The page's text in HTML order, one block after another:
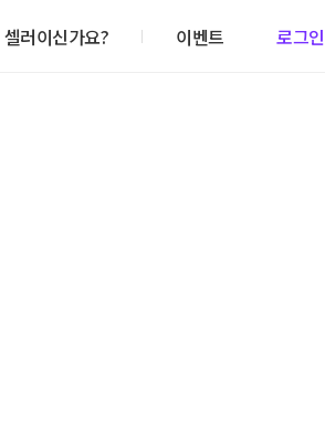
셀러이신가요? 이벤트 로그인